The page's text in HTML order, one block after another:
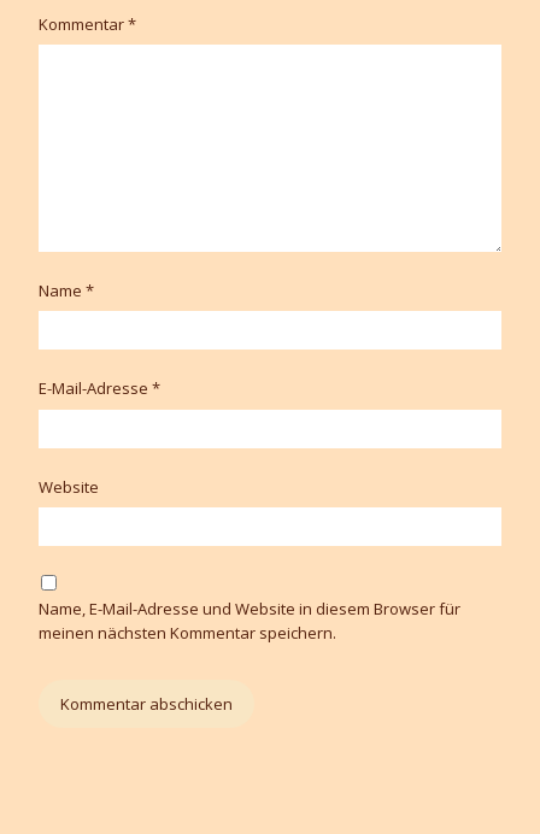
Kommentar*
Name *
E-Mail-Adresse *
Website
Name, E-Mail-Adresse und Website in diesem Browser für
meinen nächsten Kommentar speichern.